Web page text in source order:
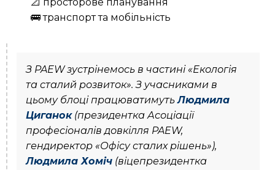
🚌транспорт та мобільність
З PAEW зустрінемось в частині «Екологія
та сталий розвиток». З учасниками в
цьому блоці працюватимутьЛюдмила
Циганок(президентка Асоціації
професіоналів довкілля PAEW,
гендиректор «Офісу сталих рішень»),
Людмила Хоміч (віцепрезидентка